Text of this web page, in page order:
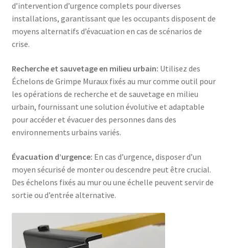
d’intervention d’urgence complets pour diverses
installations, garantissant que les occupants disposent de
moyens alternatifs d’évacuation en cas de scénarios de
crise.
Recherche et sauvetage en milieu urbain: Utilisez des
Échelons de Grimpe Muraux fixés au mur comme outil pour
les opérations de recherche et de sauvetage en milieu
urbain, fournissant une solution évolutive et adaptable
pour accéder et évacuer des personnes dans des
environnements urbains variés.
Évacuation d’urgence: En cas d’urgence, disposer d’un
moyen sécurisé de monter ou descendre peut être crucial.
Des échelons fixés au mur ou une échelle peuvent servir de
sortie ou d’entrée alternative.